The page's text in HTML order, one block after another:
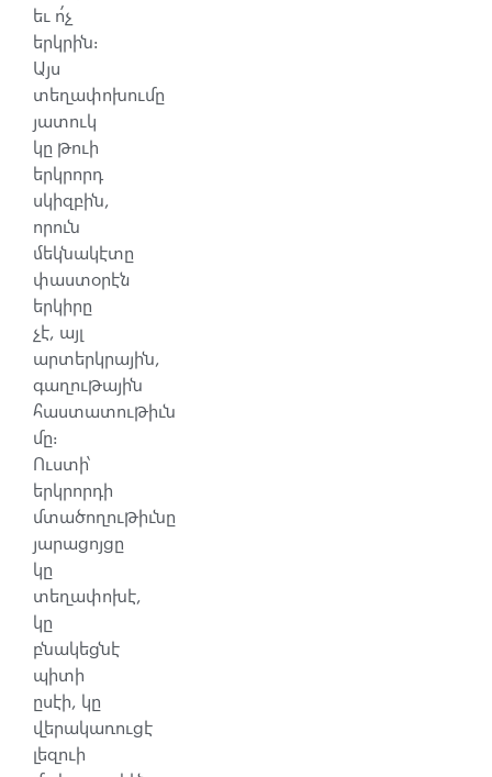
եւ ո՛չ
երկրին։
Այս
տեղափոխումը
յատուկ
կը թուի
երկրորդ
սկիզբին,
որուն
մեկնակէտը
փաստօրէն
երկիրը
չէ, այլ
արտերկրային,
գաղութային
հաստատութիւն
մը։
Ուստի՝
երկրորդի
մտածողութիւնը
յարացոյցը
կը
տեղափոխէ,
կը
բնակեցնէ
պիտի
ըսէի, կը
վերակառուցէ
լեզուի